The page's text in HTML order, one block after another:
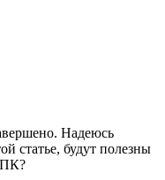
Надеюсь
статье, будут полезны
ПК?